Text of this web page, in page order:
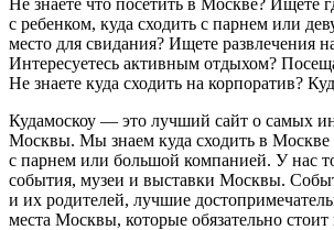
с ребенком, куда сходить с парнем или
место для свидания? Ищете развлечения
Интересуетесь активным отдыхом?
Не знаете куда сходить на корпоратив?
Кудамоскоу — это лучший сайт о самых
Москвы. Мы знаем куда сходить в Москве
с парнем или большой компанией. У нас
события, музеи и выставки Москвы.
и их родителей, лучшие
места Москвы, которые обязательно стоит